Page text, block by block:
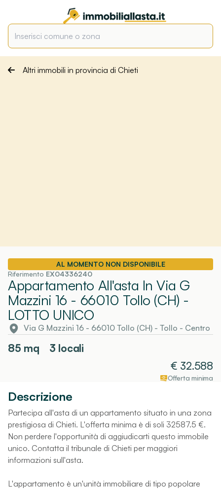
Altri immobili in provincia di Chieti
AL MOMENTO NON DISPONIBILE
Riferimento EX04336240
Appartamento All'asta In Via G
Mazzini 16 - 66010 Tollo (CH) -
LOTTO UNICO
Via G Mazzini 16 - 66010 Tollo (CH) - Tollo - Centro
85 mq
3 locali
€ 32.588
Offerta minima
Descrizione
Partecipa all'asta di un appartamento situato in una zona
prestigiosa di Chieti. L'offerta minima è di soli 32587.5 €.
Non perdere l'opportunità di aggiudicarti questo immobile
unico. Contatta il tribunale di Chieti per maggiori
informazioni sull'asta.
L'appartamento è un'unità immobiliare di tipo popolare